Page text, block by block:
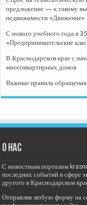
предложение — к такому
недвижимости «Движение»
С нового учебного года в
«Предпринимательские
В Краснодарском крае с
многоквартирных домов
Важные правила
О нас
С новостным порталом
последних событий в сфере
другого в Краснодарском
Отправляя любую форму на